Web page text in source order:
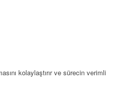
kolaylaştırır ve sürecin verimli